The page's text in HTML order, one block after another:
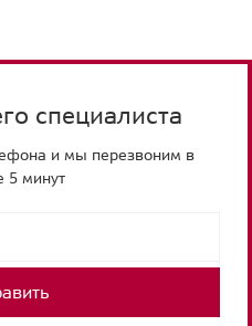
специалиста
и мы перезвоним в
5 минут